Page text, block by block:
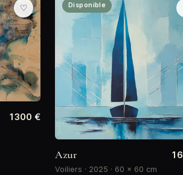
♡
1 300 €
Disponible
Azur
Voiliers · 2025 · 60 × 60 cm
1